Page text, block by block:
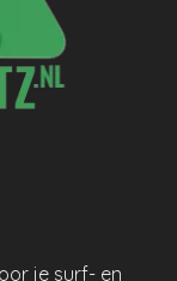
je surf- en